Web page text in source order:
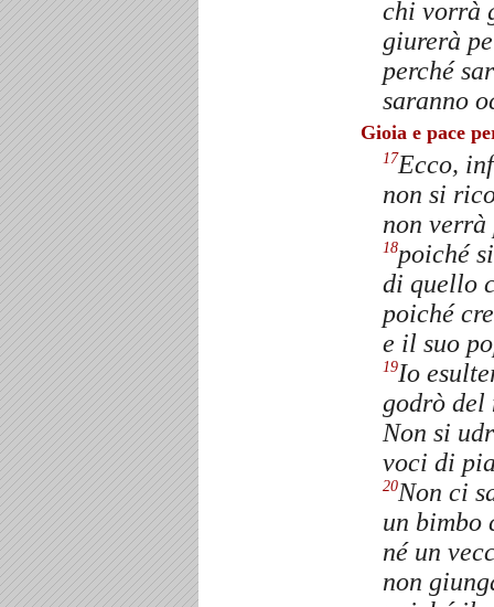
chi vorrà
giurerà
perché
saranno
Gioia e pace
17Ecco,
non si
non verrà
18poiché
di quello
poiché
e il suo
19Io
godrò del
Non si
voci di
20Non ci
un bimbo
né un
non